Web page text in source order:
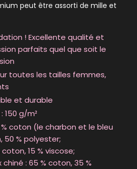
peut être assorti de mille et
! Excellente qualité et
parfaits quel que soit le
toutes les tailles femmes,
et durable
150 g/m²
coton (le charbon et le bleu
50 % polyester;
15 % viscose;
: 65 % coton, 35 %